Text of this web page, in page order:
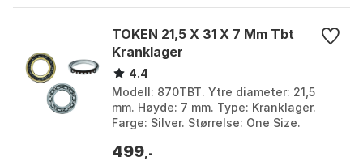
TOKEN 21,5 X 31 X 7 Mm Tbt
Kranklager
4.4
Modell: 870TBT. Ytre diameter: 21,5
mm. Høyde: 7 mm. Type: Kranklager.
Farge: Silver. Størrelse: One Size.
499 ,-